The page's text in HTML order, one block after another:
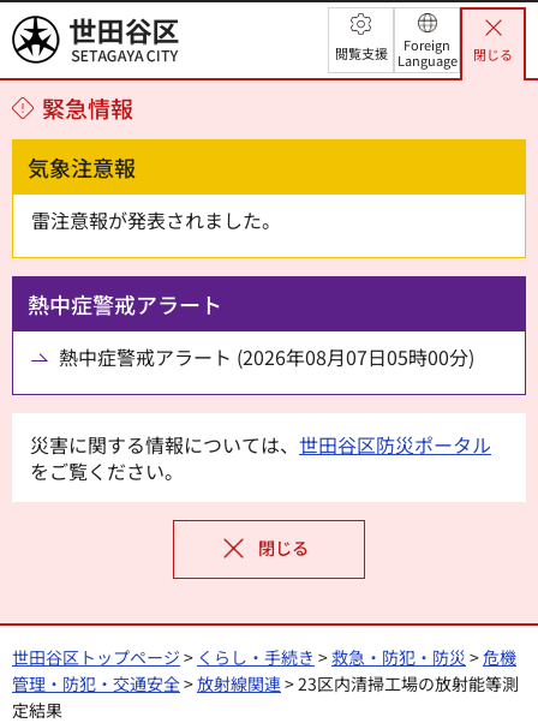
世田谷区 閲覧支援
Foreign
Language
閉じる
緊急情報
気象注意報
雷注意報が発表されました。
熱中症警戒アラート
熱中症警戒アラート (2026年08月07日05時00分)
災害に関する情報については、 世田谷区防災ポータル
をご覧ください。
閉じる
世田谷区トップページ > くらし・手続き >救急・防犯・防災 >危機
管理・防犯・交通安全>放射線関連> 23区内清掃工場の放射能等測
定結果